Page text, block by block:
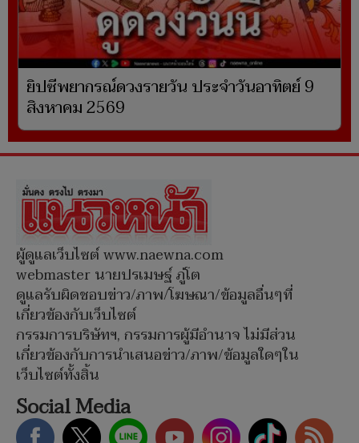
ยิปซีพยากรณ์ดวงรายวัน ประจำวันอาทิตย์ 9
สิงหาคม 2569
ผู้ดูแลเว็บไซต์ www.naewna.com
webmaster นายปรเมษฐ์ ภู่โต
ดูแลรับผิดชอบข่าว/ภาพ/โฆษณา/ข้อมูลอื่นๆที่
เกี่ยวข้องกับเว็บไซต์
กรรมการบริษัทฯ, กรรมการผู้มีอำนาจ ไม่มีส่วน
เกี่ยวข้องกับการนำเสนอข่าว/ภาพ/ข้อมูลใดๆใน
เว็บไซต์ทั้งสิ้น
Social Media